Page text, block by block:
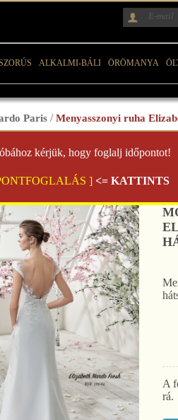
ALKALMI-BÁLI ÖRÖMANYA
Paris /Menyasszonyi ruha
kérjük, hogy foglalj időpontot!
] <= KATTINTS
A
rá.